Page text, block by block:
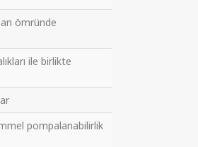
ömründe
ile birlikte
pompalanabilirlik